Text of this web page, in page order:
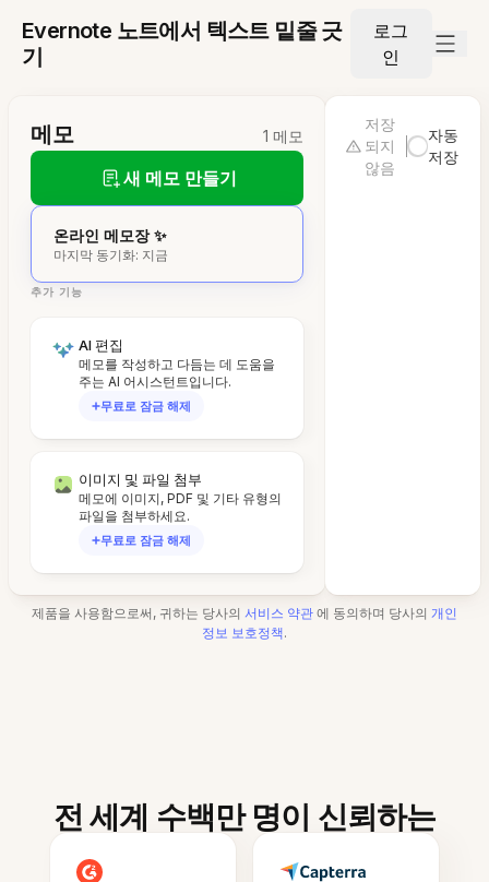
Evernote 노트에서 텍스트 밑줄 긋
기
로그
인
메모 1 메모
새 메모 만들기
온라인 메모장 ✨
마지막 동기화: 지금
추가 기능
AI 편집
메모를 작성하고 다듬는 데 도움을
주는 AI 어시스턴트입니다.
무료로 잠금 해제
이미지 및 파일 첨부
메모에 이미지, PDF 및 기타 유형의
파일을 첨부하세요.
무료로 잠금 해제
저장
되지
않음
자동
저장
제품을 사용함으로써, 귀하는 당사의 서비스 약관 에 동의하며 당사의 개인
정보 보호정책.
전 세계 수백만 명이 신뢰하는